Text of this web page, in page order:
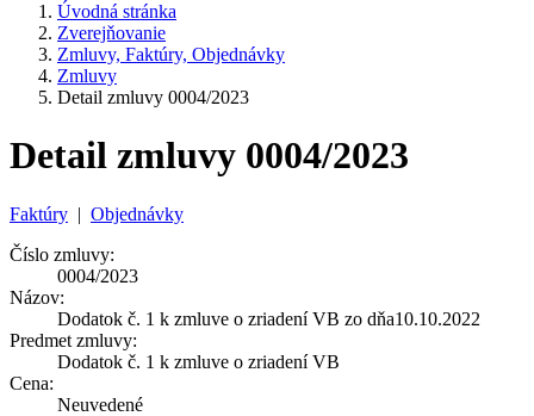
Úvodná stránka
Zverejňovanie
Zmluvy, Faktúry, Objednávky
Zmluvy
Detail zmluvy 0004/2023
Detail zmluvy 0004/2023
Faktúry | Objednávky
Číslo zmluvy:
0004/2023
Názov:
Dodatok č. 1 k zmluve o zriadení VB zo dňa10.10.2022
Predmet zmluvy:
Dodatok č. 1 k zmluve o zriadení VB
Cena:
Neuvedené